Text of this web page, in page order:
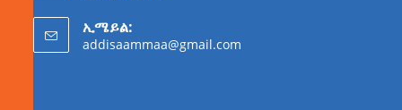
ኢሜይል:
addisaammaa@gmail.com